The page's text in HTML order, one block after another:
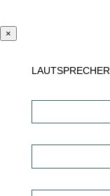
×
LAUTSPRECHER